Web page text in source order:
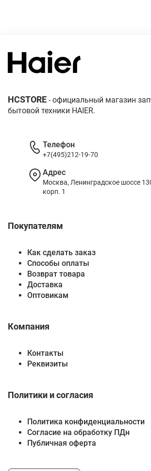
HCSTORE - официальный магазин
бытовой техники HAIER.
Покупателям
Как сделать заказ
Способы оплаты
Возврат товара
Доставка
Оптовикам
Компания
Контакты
Реквизиты
Политики и согласия
Политика конфиденциальности
Согласие на обработку ПДн
Публичная оферта
Телефон
+7(495)212-19-70
Адрес
Москва, Ленинградское шоссе
корп. 1